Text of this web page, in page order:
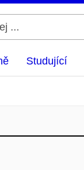
Studující